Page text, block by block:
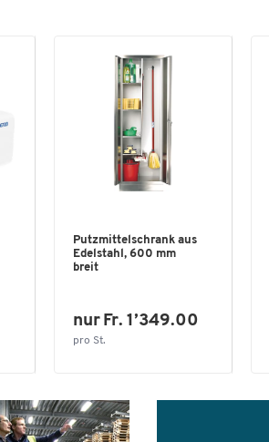
Putzmittelschrank aus
Edelstahl, 600 mm
breit
nur Fr. 1’349.00
pro St.